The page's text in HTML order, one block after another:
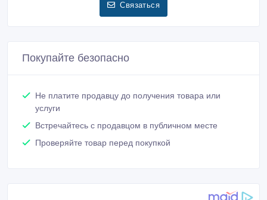
Связаться
Покупайте безопасно
Не платите продавцу до получения товара или
услуги
Встречайтесь с продавцом в публичном месте
Проверяйте товар перед покупкой